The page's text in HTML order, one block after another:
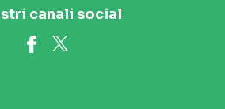
canali social